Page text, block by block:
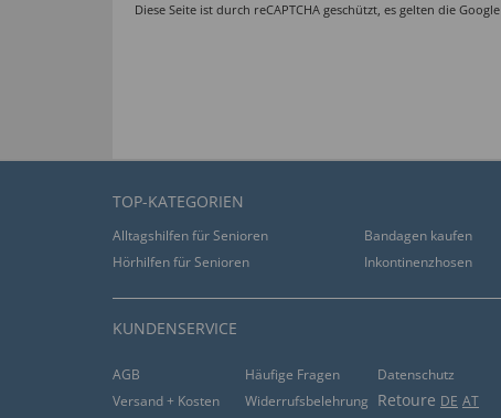
Diese Seite ist durch reCAPTCHA geschützt, es gelten die Google
TOP-KATEGORIEN
Alltagshilfen für Senioren Bandagen kaufen
Hörhilfen für Senioren
Inkontinenzhosen
KUNDENSERVICE
AGB Häufige Fragen
Datenschutz
Versand + Kosten
Widerrufsbelehrung Retoure DE AT